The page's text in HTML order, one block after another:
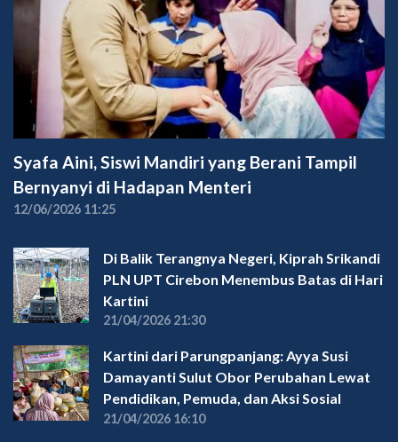
Syafa Aini, Siswi Mandiri yang Berani Tampil
Bernyanyi di Hadapan Menteri
12/06/2026 11:25
Di Balik Terangnya Negeri, Kiprah Srikandi
PLN UPT Cirebon Menembus Batas di Hari
Kartini
21/04/2026 21:30
Kartini dari Parungpanjang: Ayya Susi
Damayanti Sulut Obor Perubahan Lewat
Pendidikan, Pemuda, dan Aksi Sosial
21/04/2026 16:10